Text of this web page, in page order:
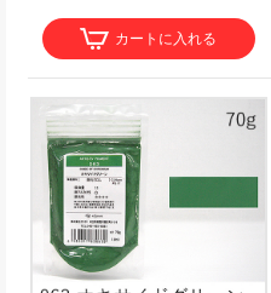
カートに入れる